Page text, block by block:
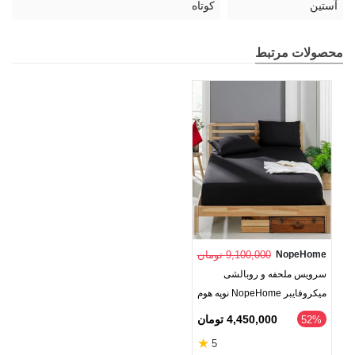
آستین کوتاه
محصولات مرتبط
NopeHome 9,100,000 تومان
سرویس ملحفه و روبالشی
میکروفایبر NopeHome نوپه هوم
52% 4,450,000 تومان
5
★